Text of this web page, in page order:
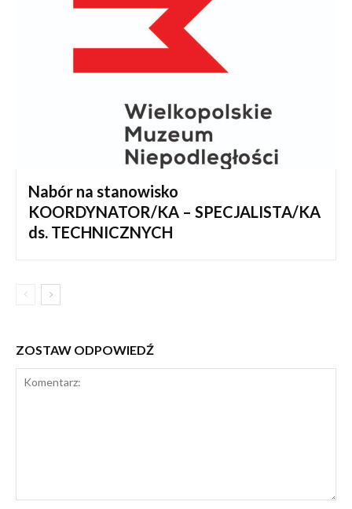
Nabór na stanowisko
KOORDYNATOR/KA – SPECJALISTA/KA
ds. TECHNICZNYCH
ZOSTAW ODPOWIEDŹ